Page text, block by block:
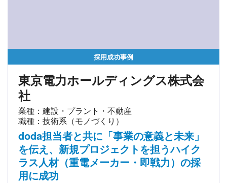
採用成功事例
東京電力ホールディングス株式会
社
業種：建設・プラント・不動産
職種：技術系（モノづくり）
doda担当者と共に「事業の意義と未来」
を伝え、新規プロジェクトを担うハイク
ラス人材（重電メーカー・即戦力）の採
用に成功